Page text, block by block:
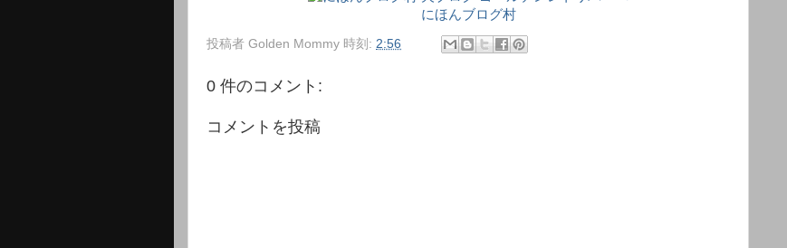
にほんブログ村
投稿者 Golden Mommy 時刻: 2:56
0 件のコメント:
コメントを投稿